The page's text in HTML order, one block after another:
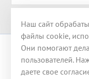
© 2008-2026 ООО
117246, г. Москва,
Наш сайт
файлы cookie,
Они помогают
пользователей.
даете свое